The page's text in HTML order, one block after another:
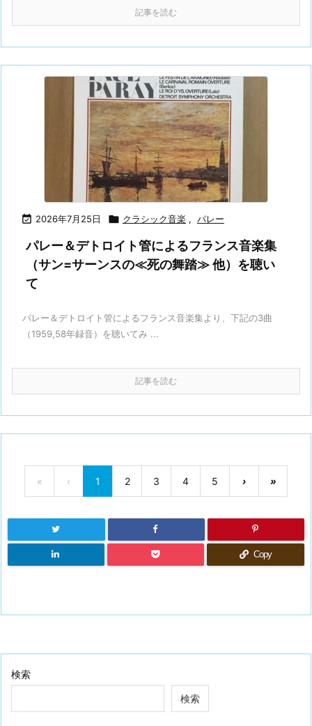
記事を読む
 2026年7月25日  クラシック音楽 , パレー
パレー＆デトロイト管によるフランス音楽集
（サン=サーンスの≪死の舞踏≫ 他）を聴い
て
パレー＆デトロイト管によるフランス音楽集より、下記の3曲
（1959,58年録音）を聴いてみ ...
記事を読む
« ‹ 1 2 3 4 5 › »
Copy
検索
検索